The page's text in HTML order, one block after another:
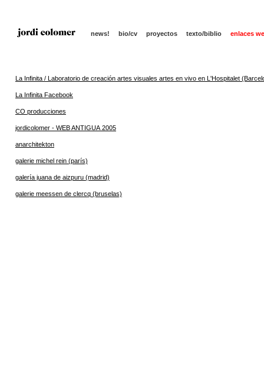
news! bio/cv proyectos texto/biblio enlaces
La Infinita / Laboratorio de creación artes visuales artes en vivo en L'Hospitalet
La Infinita Facebook
CO producciones
jordicolomer - WEB ANTIGUA 2005
anarchitekton
galerie michel rein (parís)
galería juana de aizpuru (madrid)
galerie meessen de clercq (bruselas)